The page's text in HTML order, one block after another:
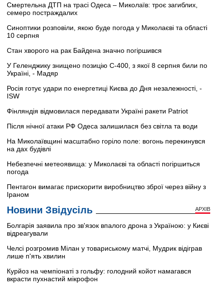
Смертельна ДТП на трасі Одеса – Миколаїв: троє загиблих,
семеро постраждалих
Синоптики розповіли, якою буде погода у Миколаєві та області
10 серпня
Стан хворого на рак Байдена значно погіршився
У Геленджику знищено позицію С-400, з якої 8 серпня били по
Україні, - Мадяр
Росія готує удари по енергетиці Києва до Дня незалежності, -
ISW
Фінляндія відмовилася передавати Україні ракети Patriot
Після нічної атаки РФ Одеса залишилася без світла та води
На Миколаївщині масштабно горіло поле: вогонь перекинувся
на дах будівлі
Небезпечні метеоявища: у Миколаєві та області погіршиться
погода
Пентагон вимагає прискорити виробництво зброї через війну з
Іраном
Новини Звідусіль АРХІВ
Болгарія заявила про зв'язок впалого дрона з Україною: у Києві
відреагували
Челсі розгромив Мілан у товариському матчі, Мудрик відіграв
лише п'ять хвилин
Курйоз на чемпіонаті з гольфу: голодний койот намагався
вкрасти пухнастий мікрофон